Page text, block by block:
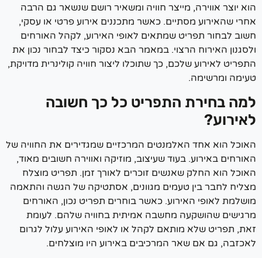
יוצר אווירה, מייצר חוויה ומשאיר רושם שנשאר גם הרבה
שהאירוע מסתיים.כאשר מתכננים אירוע פרטי או עסקי,
לבחור תפריט שמתאים לאופי האירוע, לקהל האורחים
האירוח הרצוי.במאמר הבא נסקור כיצד לבחור נכון את
לאירוע שלכם, כך שתוכלו ליצור חוויה קולינרית מדויקת,
ומרשימה.
בחירת התפריט כל כך חשובה
הוא אחד האלמנטים המרכזיים שמגדירים את החוויה של
באירוע.בעוד שעיצוב, מוזיקה ואווירה חשובים מאוד,
הוא החלק שאנשים זוכרים לאורך זמן.תפריט מוצלח
לחבר בין טעמים מגוונים, אסתטיקה של הגשה והתאמה
לאופי האירוע.כאשר בוחרים תפריט נכון, האורחים
שהושקעה מחשבה אמיתית בחוויה שלהם.לעומת
תפריט שלא מותאם לקהל או לאופי האירוע עלול לגרום
גם אם שאר המרכיבים באירוע היו מוצלחים.